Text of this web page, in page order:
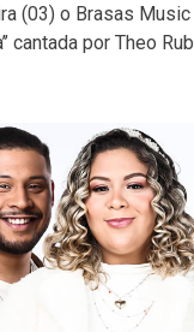
(03) o Brasas
cantada por Theo